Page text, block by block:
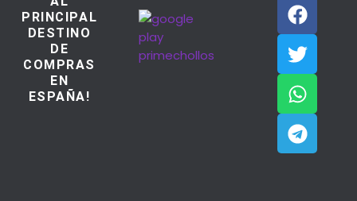
PRINCIPAL
DESTINO
DE
COMPRAS
EN
ESPAÑA!